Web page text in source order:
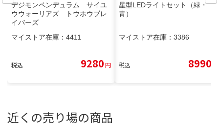
デジモンペンデュラム サイユ
ウウォーリアズ トウホウブレ
イバーズ
マイストア在庫： 4411
税込 9280円
星型LEDライトセット（緑・
青）
マイストア在庫： 3386
税込 8990
近くの売り場の商品